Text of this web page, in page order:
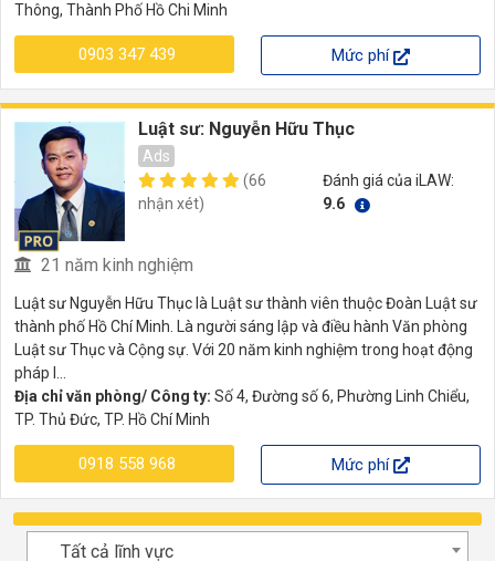
Thông, Thành Phố Hồ Chi Minh
0903 347 439 Mức phí
Luật sư: Nguyễn Hữu Thục
Ads
(66
nhận xét)
Đánh giá của iLAW:
9.6
21 năm kinh nghiệm
Luật sư Nguyễn Hữu Thục là Luật sư thành viên thuộc Đoàn Luật sư
thành phố Hồ Chí Minh. Là người sáng lập và điều hành Văn phòng
Luật sư Thục và Cộng sự. Với 20 năm kinh nghiệm trong hoạt động
pháp l...
Địa chỉ văn phòng/ Công ty: Số 4, Đường số 6, Phường Linh Chiểu,
TP. Thủ Đức, TP. Hồ Chí Minh
0918 558 968 Mức phí
Tất cả lĩnh vực